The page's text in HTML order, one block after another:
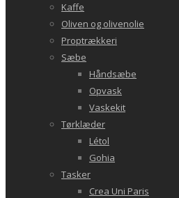
Kaffe
Oliven og olivenolie
Proptrækkeri
Sæbe
Håndsæbe
Opvask
Vaskekit
Tørklæder
Létol
Gohia
Tasker
Crea Uni Paris